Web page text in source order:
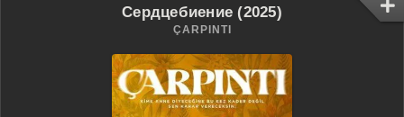
Сердцебиение (2025)
ÇARPINTI